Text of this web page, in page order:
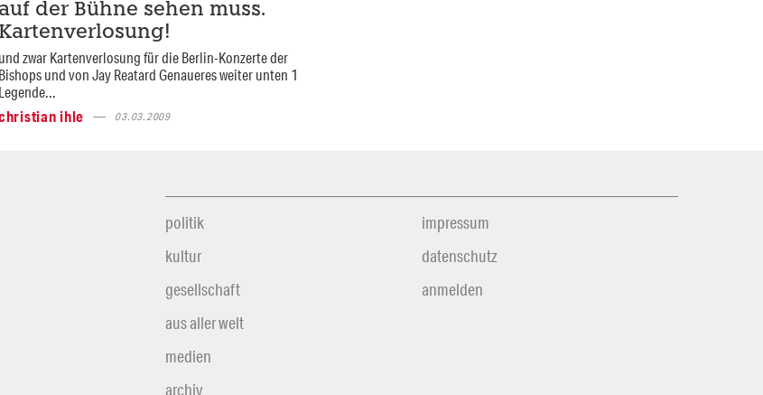
auf der Bühne sehen muss.
Kartenverlosung!
und zwar Kartenverlosung für die Berlin-Konzerte der
Bishops und von Jay Reatard Genaueres weiter unten 1
Legende...
ihle
03.03.2009
politik
kultur
gesellschaft
aus aller welt
medien
archiv
impressum
datenschutz
anmelden